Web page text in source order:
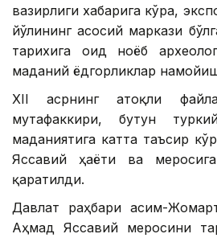
вазирлиги хабарига кўра,
йўлининг асосий маркази
тарихига оид ноёб
маданий ёдгорликлар
ХII асрнинг атоқли
мутафаккири, бутун
маданиятига катта таъсир
Яссавий ҳаёти ва
қаратилди.
Давлат раҳбари Қасим-
Аҳмад Яссавий меросини